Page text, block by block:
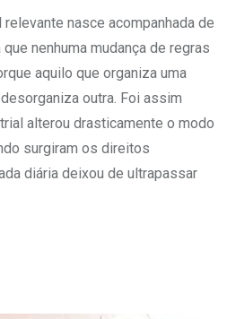
nasce acompanhada de
nenhuma mudança de regras
aquilo que organiza uma
outra. Foi assim
alterou drasticamente o modo
surgiram os direitos
diária deixou de ultrapassar